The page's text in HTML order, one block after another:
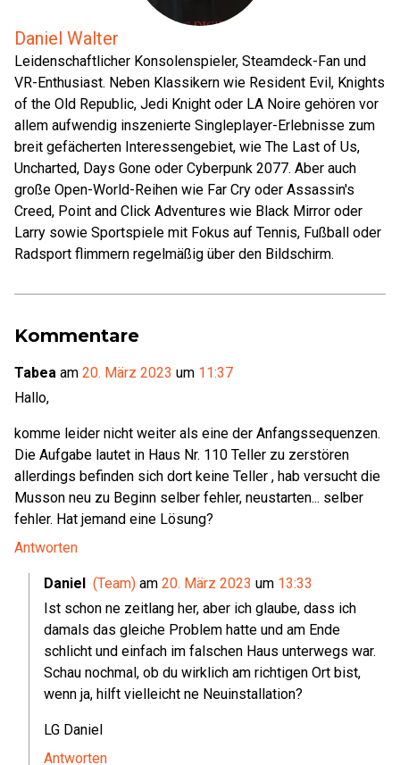
Daniel Walter
Leidenschaftlicher Konsolenspieler, Steamdeck-Fan und
VR-Enthusiast. Neben Klassikern wie Resident Evil, Knights
of the Old Republic, Jedi Knight oder LA Noire gehören vor
allem aufwendig inszenierte Singleplayer-Erlebnisse zum
breit gefächerten Interessengebiet, wie The Last of Us,
Uncharted, Days Gone oder Cyberpunk 2077. Aber auch
große Open-World-Reihen wie Far Cry oder Assassin's
Creed, Point and Click Adventures wie Black Mirror oder
Larry sowie Sportspiele mit Fokus auf Tennis, Fußball oder
Radsport flimmern regelmäßig über den Bildschirm.
Kommentare
Tabea am 20. März 2023 um 11:37
Hallo,
komme leider nicht weiter als eine der Anfangssequenzen.
Die Aufgabe lautet in Haus Nr. 110 Teller zu zerstören
allerdings befinden sich dort keine Teller , hab versucht die
Musson neu zu Beginn selber fehler, neustarten... selber
fehler. Hat jemand eine Lösung?
Antworten
Daniel (Team) am 20. März 2023 um 13:33
Ist schon ne zeitlang her, aber ich glaube, dass ich
damals das gleiche Problem hatte und am Ende
schlicht und einfach im falschen Haus unterwegs war.
Schau nochmal, ob du wirklich am richtigen Ort bist,
wenn ja, hilft vielleicht ne Neuinstallation?
LG Daniel
Antworten